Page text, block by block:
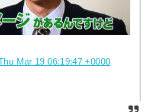
Mar 19 06:19:47 +0000